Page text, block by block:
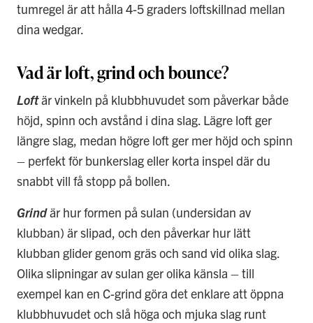
tumregel är att hålla 4-5 graders loftskillnad mellan
dina wedgar.
Vad är loft, grind och bounce?
Loftär vinkeln på klubbhuvudet som påverkar både
höjd, spinn och avstånd i dina slag. Lägre loft ger
längre slag, medan högre loft ger mer höjd och spinn
– perfekt för bunkerslag eller korta inspel där du
snabbt vill få stopp på bollen.
Grindär hur formen på sulan (undersidan av
klubban) är slipad, och den påverkar hur lätt
klubban glider genom gräs och sand vid olika slag.
Olika slipningar av sulan ger olika känsla – till
exempel kan en C-grind göra det enklare att öppna
klubbhuvudet och slå höga och mjuka slag runt